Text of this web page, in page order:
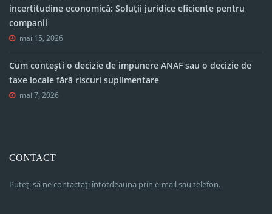
incertitudine economică: Soluții juridice eficiente pentru
companii
mai 15, 2026
Cum contești o decizie de impunere ANAF sau o decizie de
taxe locale fără riscuri suplimentare
mai 7, 2026
CONTACT
Puteți să ne contactați întotdeauna prin e-mail sau telefon.